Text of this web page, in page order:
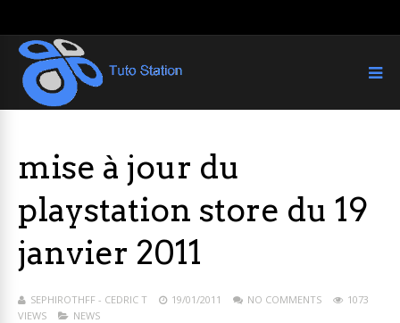
mise à jour du
playstation store du 19
janvier 2011
SEPHIROTHFF - CEDRIC T 19/01/2011 NO COMMENTS
1073
VIEWS
NEWS